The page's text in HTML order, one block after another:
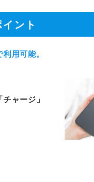
ント
用可能。
ャージ」